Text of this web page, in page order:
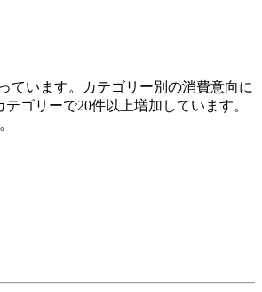
ています。カテゴリー別の消費意向に
ゴリーで20件以上増加しています。